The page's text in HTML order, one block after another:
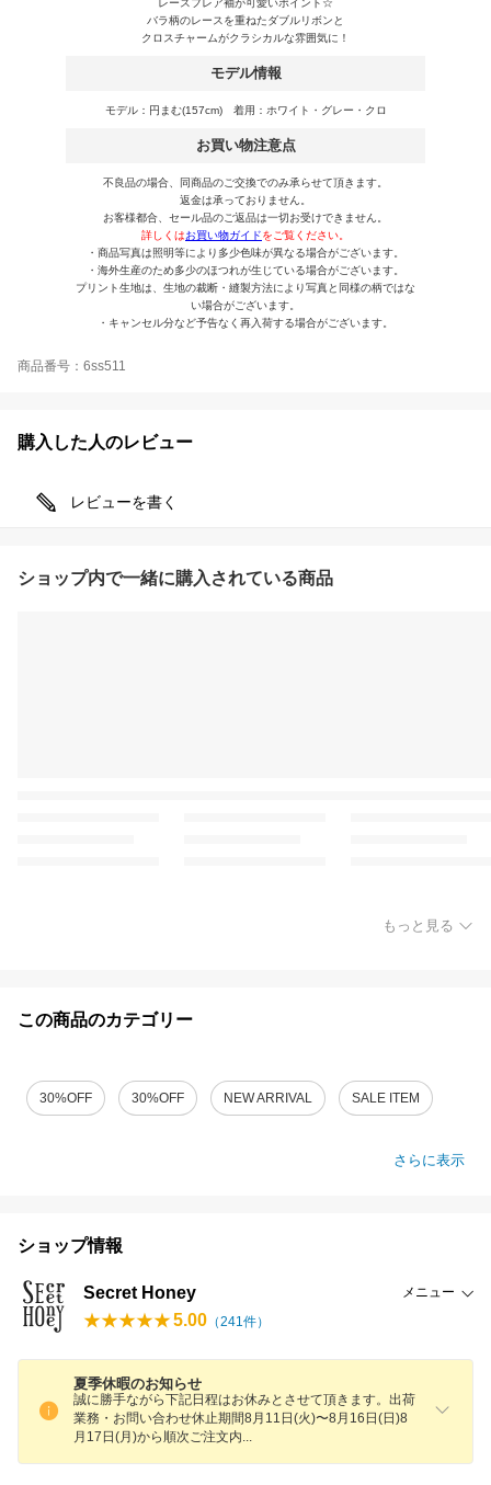
レースフレア袖が可愛いポイント☆
バラ柄のレースを重ねたダブルリボンと
クロスチャームがクラシカルな雰囲気に！
モデル情報
モデル：円まむ(157cm) 着用：ホワイト・グレー・クロ
お買い物注意点
不良品の場合、同商品のご交換でのみ承らせて頂きます。
返金は承っておりません。
お客様都合、セール品のご返品は一切お受けできません。
詳しくはお買い物ガイドをご覧ください。
・商品写真は照明等により多少色味が異なる場合がございます。
・海外生産のため多少のほつれが生じている場合がございます。
プリント生地は、生地の裁断・縫製方法により写真と同様の柄ではな
い場合がございます。
・キャンセル分など予告なく再入荷する場合がございます。
商品番号：6ss511
購入した人のレビュー
レビューを書く
ショップ内で一緒に購入されている商品
もっと見る
この商品のカテゴリー
30%OFF 30%OFF NEW ARRIVAL SALE ITEM
さらに表示
ショップ情報
Secret Honey メニュー
5.00 （241件）
夏季休暇のお知らせ
誠に勝手ながら下記日程はお休みとさせて頂きます。出荷
業務・お問い合わせ休止期間8月11日(火)〜8月16日(日)8
月17日(月)から順次ご注文内